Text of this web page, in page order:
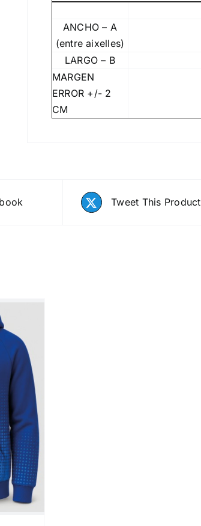
ANCHO – A
(entre aixelles)
LARGO – B
MARGEN
ERROR +/- 2
CM
Tweet This Product